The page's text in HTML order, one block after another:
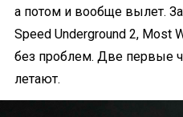
а потом и вообще вылет.
Speed Underground 2, Most
без проблем. Две первые
летают.